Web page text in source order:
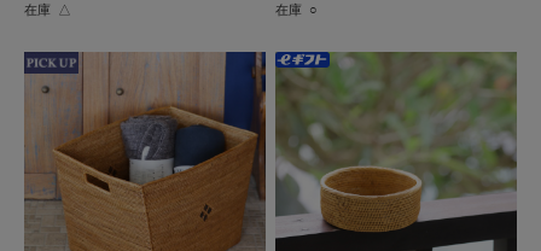
在庫 △
在庫 ○